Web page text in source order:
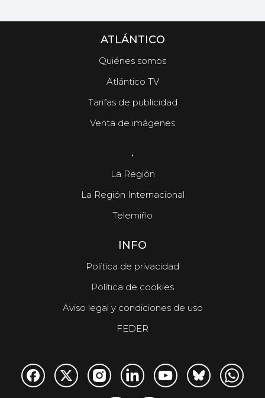
ATLÁNTICO
Quiénes somos
Atlántico TV
Tarifas de publicidad
Venta de imágenes
.
La Región
La Región Internacional
Telemiño
INFO
Política de privacidad
Política de cookies
Aviso legal y condiciones de uso
FEDER